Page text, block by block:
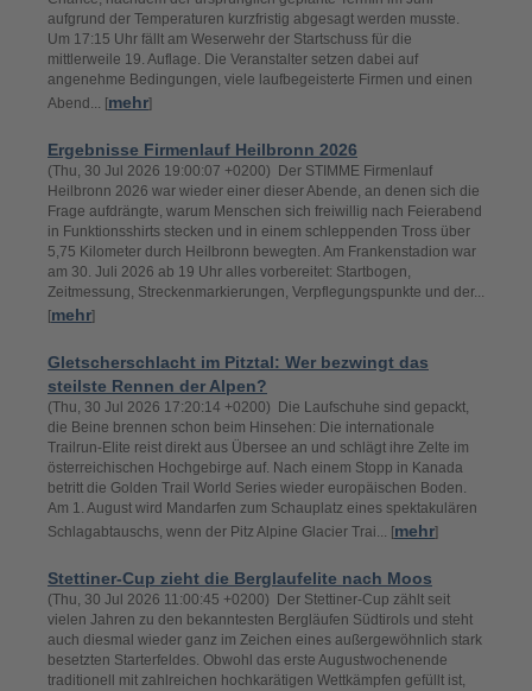
aufgrund der Temperaturen kurzfristig abgesagt werden musste.
Um 17:15 Uhr fällt am Weserwehr der Startschuss für die
mittlerweile 19. Auflage. Die Veranstalter setzen dabei auf
angenehme Bedingungen, viele laufbegeisterte Firmen und einen
Abend... [mehr]
Ergebnisse Firmenlauf Heilbronn 2026
(Thu, 30 Jul 2026 19:00:07 +0200) Der STIMME Firmenlauf
Heilbronn 2026 war wieder einer dieser Abende, an denen sich die
Frage aufdrängte, warum Menschen sich freiwillig nach Feierabend
in Funktionsshirts stecken und in einem schleppenden Tross über
5,75 Kilometer durch Heilbronn bewegten. Am Frankenstadion war
am 30. Juli 2026 ab 19 Uhr alles vorbereitet: Startbogen,
Zeitmessung, Streckenmarkierungen, Verpflegungspunkte und der...
[mehr]
Gletscherschlacht im Pitztal: Wer bezwingt das
steilste Rennen der Alpen?
(Thu, 30 Jul 2026 17:20:14 +0200) Die Laufschuhe sind gepackt,
die Beine brennen schon beim Hinsehen: Die internationale
Trailrun-Elite reist direkt aus Übersee an und schlägt ihre Zelte im
österreichischen Hochgebirge auf. Nach einem Stopp in Kanada
betritt die Golden Trail World Series wieder europäischen Boden.
Am 1. August wird Mandarfen zum Schauplatz eines spektakulären
Schlagabtauschs, wenn der Pitz Alpine Glacier Trai... [mehr]
Stettiner-Cup zieht die Berglaufelite nach Moos
(Thu, 30 Jul 2026 11:00:45 +0200) Der Stettiner-Cup zählt seit
vielen Jahren zu den bekanntesten Bergläufen Südtirols und steht
auch diesmal wieder ganz im Zeichen eines außergewöhnlich stark
besetzten Starterfeldes. Obwohl das erste Augustwochenende
traditionell mit zahlreichen hochkarätigen Wettkämpfen gefüllt ist,